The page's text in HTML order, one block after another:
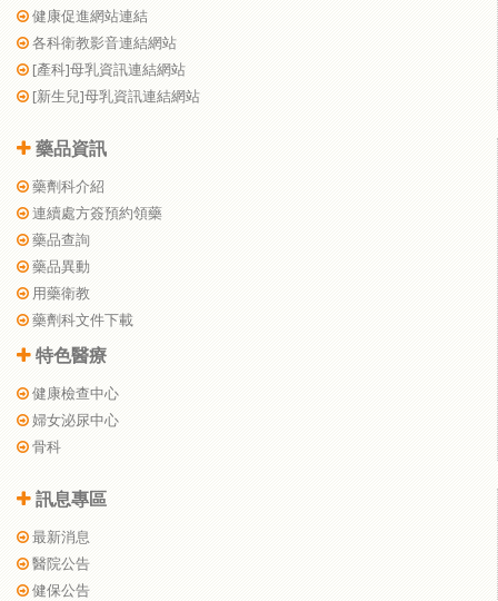
健康促進網站連結
各科衛教影音連結網站
[產科]母乳資訊連結網站
[新生兒]母乳資訊連結網站
藥品資訊
藥劑科介紹
連續處方簽預約領藥
藥品查詢
藥品異動
用藥衛教
藥劑科文件下載
特色醫療
健康檢查中心
婦女泌尿中心
骨科
訊息專區
最新消息
醫院公告
健保公告